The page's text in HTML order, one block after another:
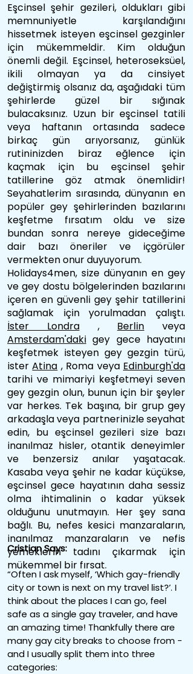
Eşcinsel şehir gezileri, oldukları gibi
memnuniyetle karşılandığını
hissetmek isteyen eşcinsel gezginler
için mükemmeldir. Kim olduğun
önemli değil. Eşcinsel, heteroseksüel,
ikili olmayan ya da cinsiyet
değiştirmiş olsanız da, aşağıdaki tüm
şehirlerde güzel bir sığınak
bulacaksınız. Uzun bir eşcinsel tatili
veya haftanın ortasında sadece
birkaç gün arıyorsanız, günlük
rutininizden biraz eğlence için
kaçmak için bu eşcinsel şehir
tatillerine göz atmak önemlidir!
Seyahatlerim sırasında, dünyanın en
popüler gey şehirlerinden bazılarını
keşfetme fırsatım oldu ve size
bundan sonra nereye gideceğime
dair bazı öneriler ve içgörüler
vermekten onur duyuyorum.
Holidays4men, size dünyanın en gey
ve gey dostu bölgelerinden bazılarını
içeren en güvenli gey şehir tatillerini
sağlamak için yorulmadan çalıştı.
İster Londra, Berlin veya
Amsterdam'daki gey gece hayatını
keşfetmek isteyen gey gezgin türü,
isterAtina , Roma veya Edinburgh'da
tarihi ve mimariyi keşfetmeyi seven
gey gezgin olun, bunun için bir şeyler
var herkes. Tek başına, bir grup gey
arkadaşla veya partnerinizle seyahat
edin, bu eşcinsel gezileri size bazı
inanılmaz hisler, otantik deneyimler
ve benzersiz anılar yaşatacak.
Kasaba veya şehir ne kadar küçükse,
eşcinsel gece hayatının daha sessiz
olma ihtimalinin o kadar yüksek
olduğunu unutmayın. Her şey sana
bağlı. Bu, nefes kesici manzaraların,
inanılmaz manzaraların ve nefis
yemeklerin tadını çıkarmak için
mükemmel bir fırsat.
Cristian Says:
“Often I ask myself, ‘Which gay-friendly
city or town is next on my travel list?’. I
think about the places I can go, feel
safe as a single gay traveler, and have
an amazing time! Thankfully there are
many gay city breaks to choose from -
and I usually split them into three
categories: